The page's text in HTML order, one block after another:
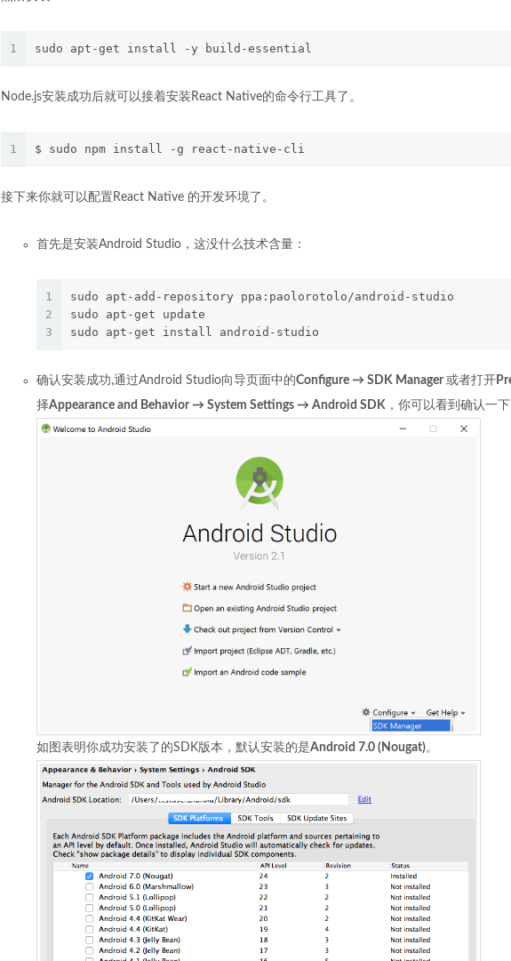
1 sudo apt-get install -y build-essential
Node.js安装成功后就可以接着安装React Native的命令行工具了。
1 $ sudo npm install -g react-native-cli
接下来你就可以配置React Native 的开发环境了。
首先是安装Android Studio，这没什么技术含量：
1
2
3
sudo apt-add-repository ppa:paolorotolo/android-studio
sudo apt-get update
sudo apt-get install android-studio
确认安装成功,通过Android Studio向导页面中的Configure → SDK Manager 或者打开
择Appearance and Behavior → System Settings → Android SDK ，你可以看到确认一下
如图表明你成功安装了的SDK版本，默认安装的是Android 7.0 (Nougat)。